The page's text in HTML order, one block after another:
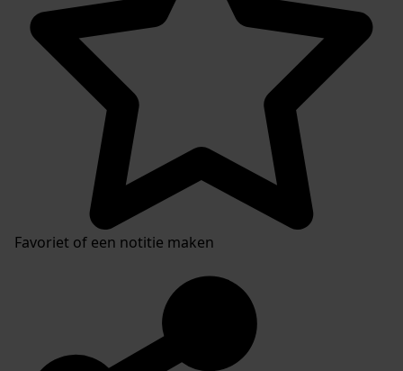
Favoriet of een notitie maken